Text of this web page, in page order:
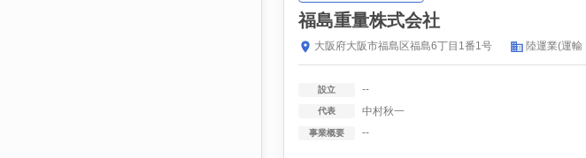
福島重量株式会社
大阪府大阪市福島区福島6丁目1番1号 陸運業(運輸
設立 --
代表 中村秋一
事業概要 --